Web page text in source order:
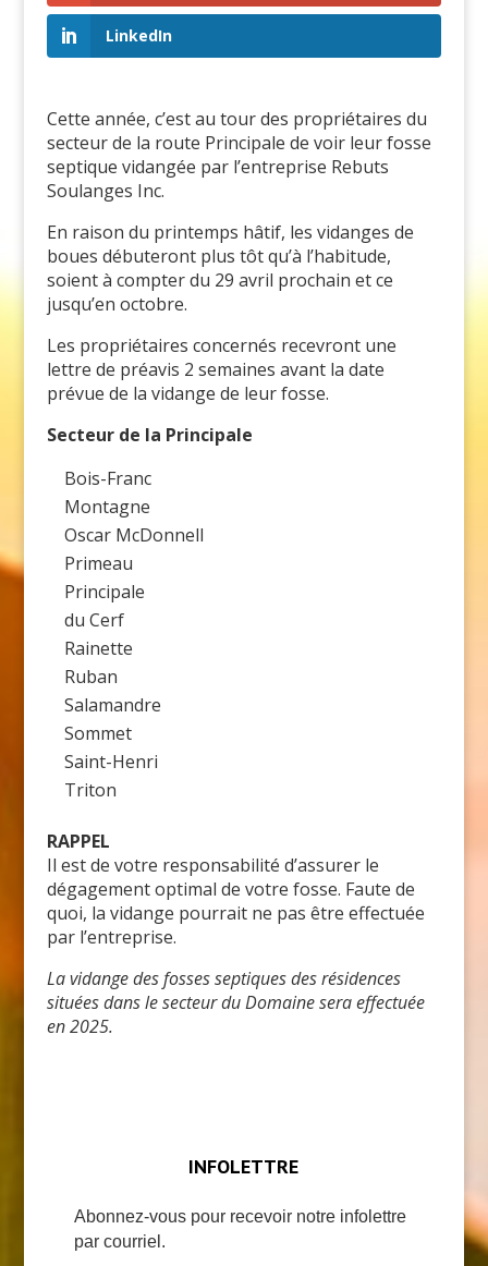
LinkedIn
Cette année, c’est au tour des propriétaires du
secteur de la route Principale de voir leur fosse
septique vidangée par l’entreprise Rebuts
Soulanges Inc.
En raison du printemps hâtif, les vidanges de
boues débuteront plus tôt qu’à l’habitude,
soient à compter du 29 avril prochain et ce
jusqu’en octobre.
Les propriétaires concernés recevront une
lettre de préavis 2 semaines avant la date
prévue de la vidange de leur fosse.
Secteur de la Principale
Bois-Franc
Montagne
Oscar McDonnell
Primeau
Principale
du Cerf
Rainette
Ruban
Salamandre
Sommet
Saint-Henri
Triton
RAPPEL
Il est de votre responsabilité d’assurer le
dégagement optimal de votre fosse. Faute de
quoi, la vidange pourrait ne pas être effectuée
par l’entreprise.
La vidange des fosses septiques des résidences
situées dans le secteur du Domaine sera effectuée
en 2025.
INFOLETTRE
Abonnez-vous pour recevoir notre infolettre
par courriel.